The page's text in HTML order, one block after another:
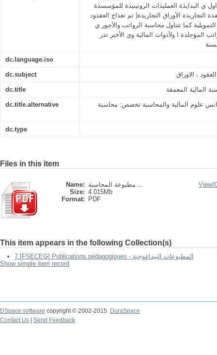
ي البدايذة العمليذات الروتينيذة للمؤسسذة
التجاريذة الأوراق التجاريذة( ثم تعذاج العقذود
كما تتناول محاسبة الرواتب والأجور ي
المؤجلذة ا ولأدوات المالية وي الأخير تدر
dc.language.iso
dc.subject ، الاوراق
dc.title المالية المعمقة
dc.title.alternative علوم المالية والمحاسبة تخصص: محاسبة
dc.type
Files in this item
Name:
مطبوعة المحاسبة ...
Size: 4.015Mb
Format:
PDF
View/
This item appears in the following Collection(s)
7.[FSECEG] Publications pédagogiques - المطبوعات البيداغوجية
Show simple item record
DSpace software copyright © 2002-2015
DuraSpace
Contact Us
Send Feedback